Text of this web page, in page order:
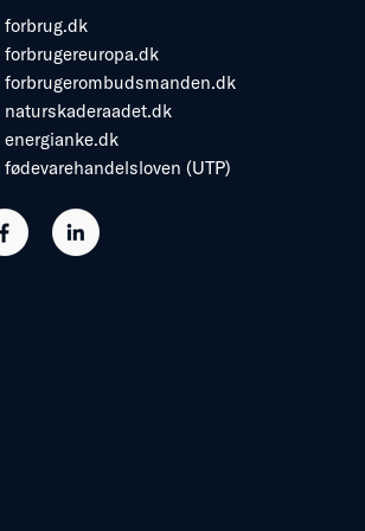
forbrug.dk
forbrugereuropa.dk
forbrugerombudsmanden.dk
naturskaderaadet.dk
energianke.dk
fødevarehandelsloven (UTP)